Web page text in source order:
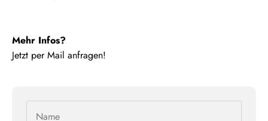
Mehr Infos?
Jetzt per Mail anfragen!
Name